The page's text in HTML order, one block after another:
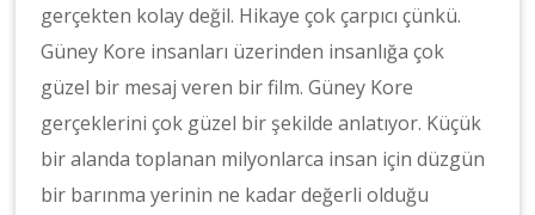
gerçekten kolay değil. Hikaye çok çarpıcı çünkü.
Güney Kore insanları üzerinden insanlığa çok
güzel bir mesaj veren bir film. Güney Kore
gerçeklerini çok güzel bir şekilde anlatıyor. Küçük
bir alanda toplanan milyonlarca insan için düzgün
bir barınma yerinin ne kadar değerli olduğu